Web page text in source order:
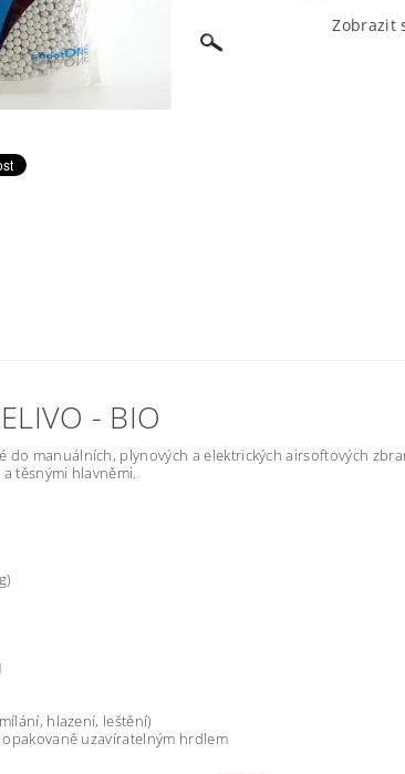
Zobrazit
- BIO
do manuálních, plynových a elektrických airsoftových
těsnými hlavněmi.
hlazení, leštění)
uzavíratelným hrdlem